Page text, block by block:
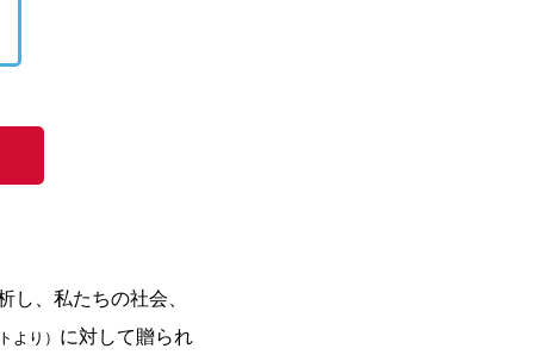
し、私たちの社会、
より） に対して贈られ